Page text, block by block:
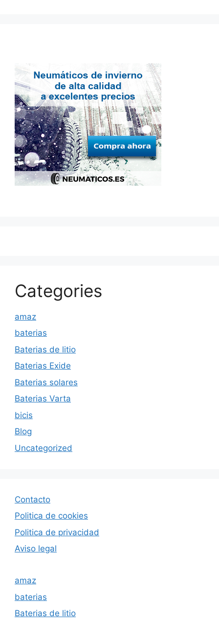
Categories
amaz
baterias
Baterias de litio
Baterias Exide
Baterias solares
Baterias Varta
bicis
Blog
Uncategorized
Contacto
Politica de cookies
Politica de privacidad
Aviso legal
amaz
baterias
Baterias de litio